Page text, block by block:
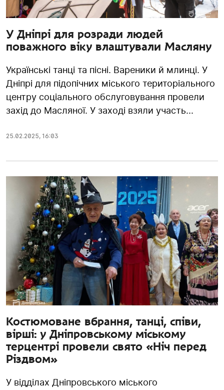
У Дніпрі для розради людей
поважного віку влаштували Масляну
Українські танці та пісні. Вареники й млинці. У
Дніпрі для підопічних міського територіального
центру соціального обслуговування провели
захід до Масляної. У заході взяли участь...
25.02.2025, 16:03
Костюмоване вбрання, танці, співи,
вірші: у Дніпровському міському
терцентрі провели свято «Ніч перед
Різдвом»
У відділах Дніпровського міського